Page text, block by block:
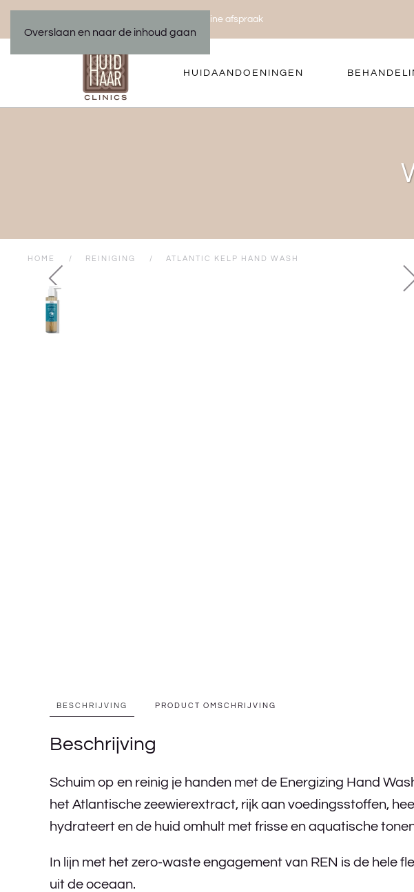
Overslaan en naar de inhoud gaan
Maak een online afspraak
HUIDAANDOENINGEN
HOME REINIGING ATLANTIC KELP HAND WASH
BESCHRIJVING PRODUCT OMSCHRIJVING
Beschrijving
Schuim op en reinig je handen met de Energizing Hand
het Atlantische zeewierextract, rijk aan voedingsstoffen,
hydrateert en de huid omhult met frisse en aquatische
In lijn met het zero-waste engagement van REN is de hele
uit de oceaan.